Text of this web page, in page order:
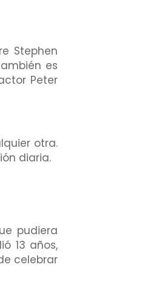
Stephen
es
Peter
otra.
diaria.
pudiera
13 años,
celebrar